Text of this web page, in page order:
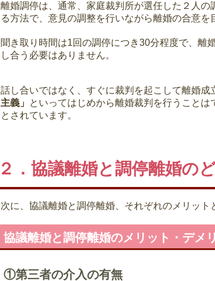
離婚調停は、通常、家庭裁判所が選任した２人
る方法で、意見の調整を行いながら離婚の合意を
聞き取り時間は1回の調停につき30分程度で、離
し合う必要はありません。
話し合いではなく、すぐに裁判を起こして離婚
主義」 といってはじめから離婚裁判を行うこと
とされています。
２．協議離婚と調停離婚の
次に、協議離婚と調停離婚、それぞれのメリット
協議離婚と調停離婚のメリット・デメ
①第三者の介入の有無